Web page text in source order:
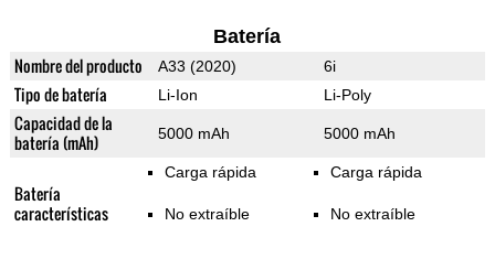
Batería
Nombre del producto A33 (2020) 6i
Tipo de batería Li-Ion Li-Poly
Capacidad de la
batería (mAh)
5000 mAh 5000 mAh
Batería
características
Carga rápida
No extraíble
Carga rápida
No extraíble